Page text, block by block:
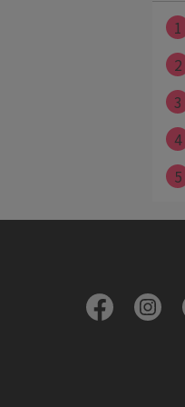
1
2
3
4
5